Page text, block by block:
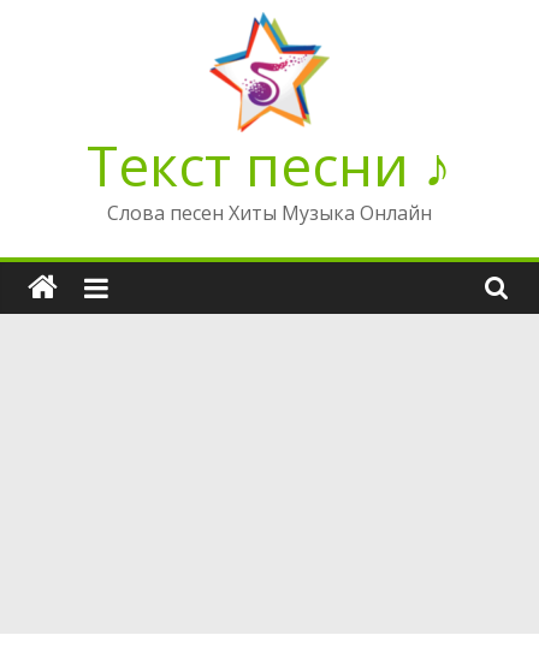
Текст песни ♪
Слова песен Хиты Музыка Онлайн